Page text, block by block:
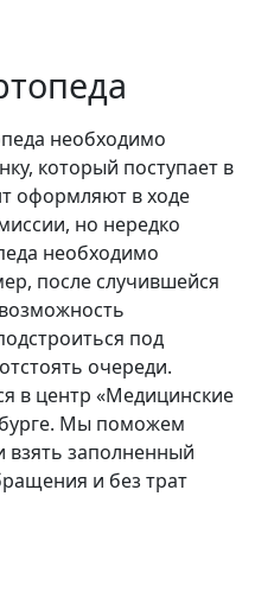
необходимо
который поступает в
оформляют в ходе
но нередко
необходимо
после случившейся
под
очереди.
в центр «Медицинские
Мы поможем
взять заполненный
и без трат